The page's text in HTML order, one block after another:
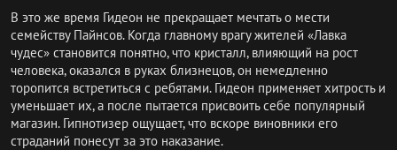
В это же время Гидеон не прекращает мечтать о мести
семейству Пайнсов. Когда главному врагу жителей «Лавка
чудес» становится понятно, что кристалл, влияющий на рост
человека, оказался в руках близнецов, он немедленно
торопится встретиться с ребятами. Гидеон применяет хитрость и
уменьшает их, а после пытается присвоить себе популярный
магазин. Гипнотизер ощущает, что вскоре виновники его
страданий понесут за это наказание.